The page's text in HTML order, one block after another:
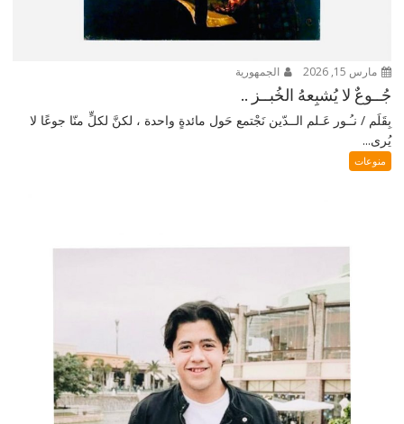
مارس 15, 2026 الجمهورية
جُــوعٌ لا يُشبِعهُ الخُبــز ..
بِقَلَم / نـُـور عَـلم الــدّين نَجْتمع حَول مائدةٍ واحدة ، لكنَّ لكلٍّ منّا جوعًا لا
يُرى...
منوعات